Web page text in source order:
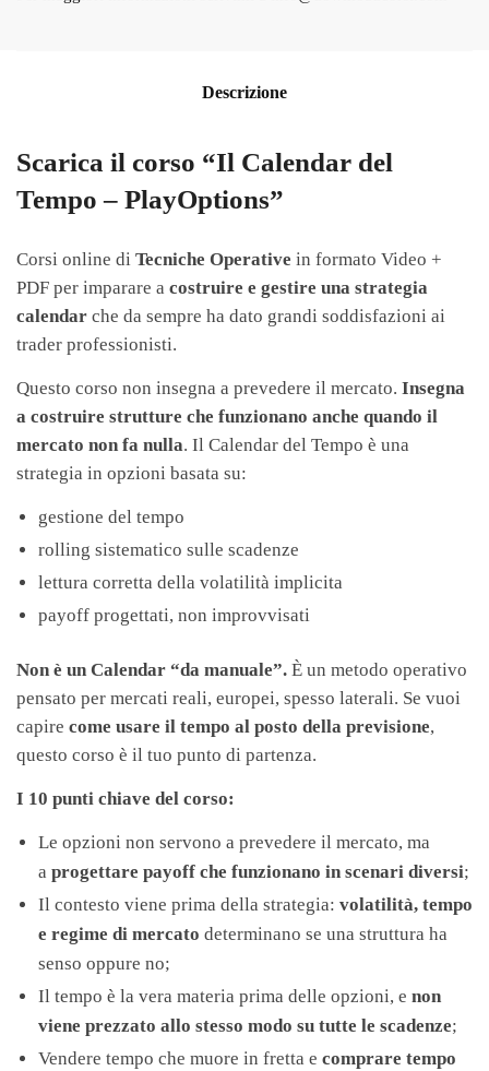
Descrizione
Scarica il corso “Il Calendar del
Tempo – PlayOptions”
Corsi online di Tecniche Operative in formato Video +
PDF per imparare a costruire e gestire una strategia
calendar che da sempre ha dato grandi soddisfazioni ai
trader professionisti.
Questo corso non insegna a prevedere il mercato. Insegna
a costruire strutture che funzionano anche quando il
mercato non fa nulla. Il Calendar del Tempo è una
strategia in opzioni basata su:
gestione del tempo
rolling sistematico sulle scadenze
lettura corretta della volatilità implicita
payoff progettati, non improvvisati
Non è un Calendar “da manuale”. È un metodo operativo
pensato per mercati reali, europei, spesso laterali. Se vuoi
capire come usare il tempo al posto della previsione,
questo corso è il tuo punto di partenza.
I 10 punti chiave del corso:
Le opzioni non servono a prevedere il mercato, ma
a progettare payoff che funzionano in scenari diversi;
Il contesto viene prima della strategia: volatilità, tempo
e regime di mercato determinano se una struttura ha
senso oppure no;
Il tempo è la vera materia prima delle opzioni, e non
viene prezzato allo stesso modo su tutte le scadenze;
Vendere tempo che muore in fretta e comprare tempo